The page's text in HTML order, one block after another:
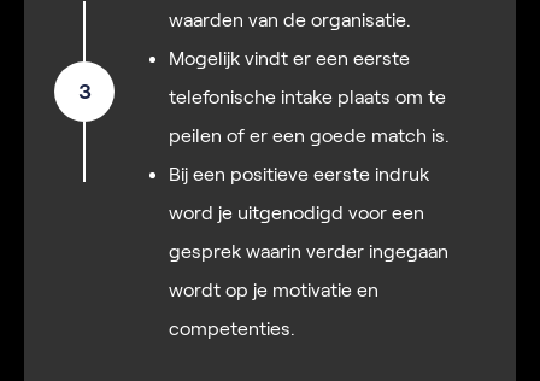
3
waarden van de organisatie.
Mogelijk vindt er een eerste
telefonische intake plaats om te
peilen of er een goede match is.
Bij een positieve eerste indruk
word je uitgenodigd voor een
gesprek waarin verder ingegaan
wordt op je motivatie en
competenties.